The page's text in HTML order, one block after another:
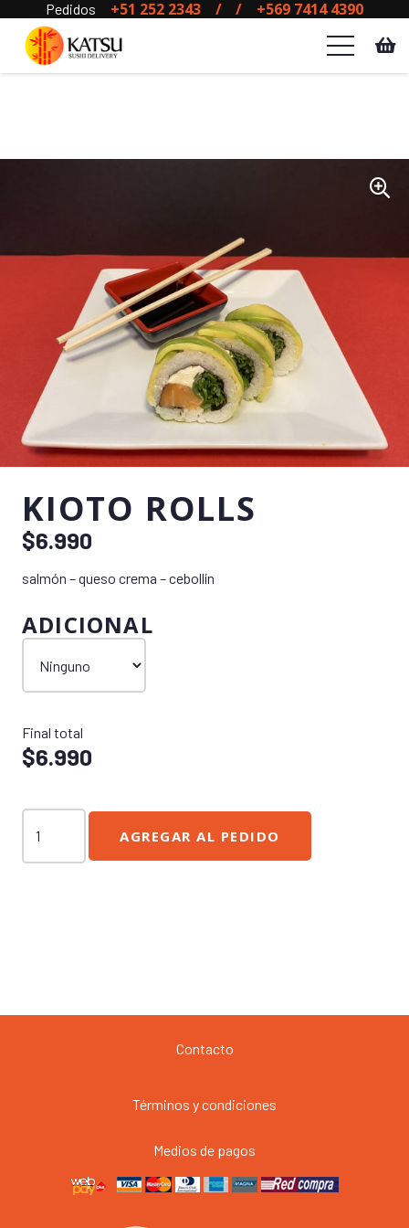
Pedidos +51 252 2343 / / +569 7414 4390
KIOTO ROLLS
$6.990
salmón – queso crema – cebollín
ADICIONAL
Final total
$6.990
Rolls
cantidad
AGREGAR AL PEDIDO
Contacto
Términos y condiciones
Medios de pagos